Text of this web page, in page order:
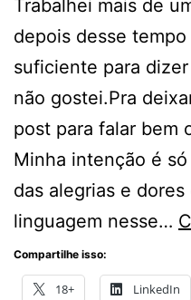
Trabalhei mais de
depois desse
suficiente para
não gostei.Pra
post para falar bem
Minha intenção é
das alegrias e
linguagem nesse…
Compartilhe isso:
18+ LinkedIn